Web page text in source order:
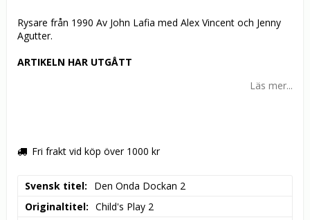
Rysare från 1990 Av John Lafia med Alex Vincent och Jenny
Agutter.
ARTIKELN HAR UTGÅTT
Läs mer...
Fri frakt vid köp över 1000 kr
Svensk titel
Den Onda Dockan 2
Originaltitel
Child's Play 2